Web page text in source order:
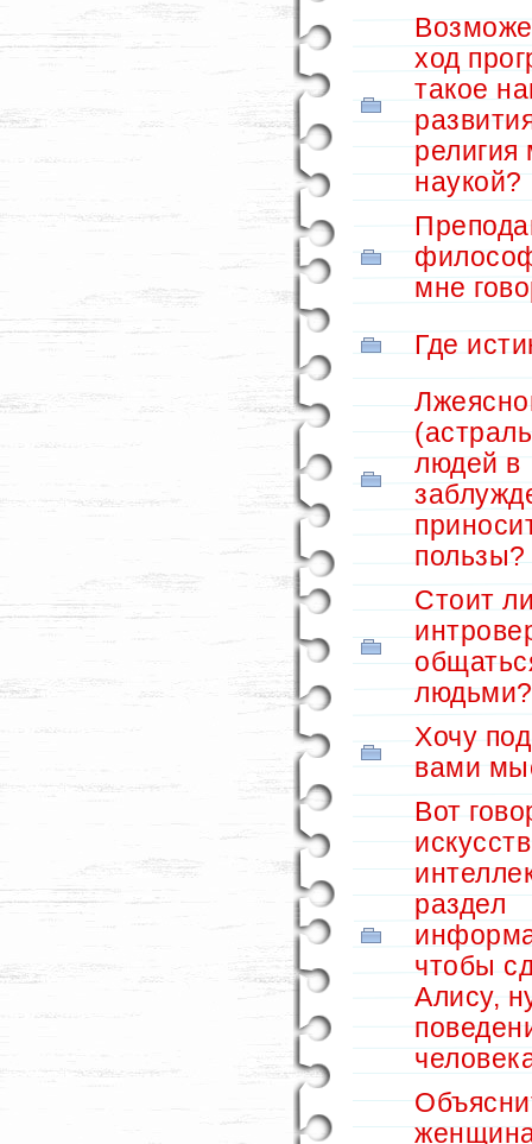
ход
такое
религия
наукой?
мне
Где
людей в
пользы?
Стоит
людьми?
Хочу
вами
Вот
раздел
чтобы
Алису,